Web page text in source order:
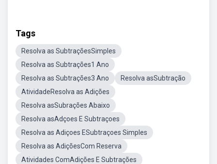
Tags
Resolva as SubtraçõesSimples
Resolva as Subtrações1 Ano
Resolva as Subtrações3 Ano
Resolva asSubtração
AtividadeResolva as Adições
Resolva asSubrações Abaixo
Resolva asAdçoes E Subtraçoes
Resolva as Adiçoes ESubtraçoes Simples
Resolva as AdiçõesCom Reserva
Atividades ComAdições E Subtrações